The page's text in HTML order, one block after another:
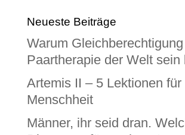
Neueste Beiträge
Warum
Paartherapie der Welt sein
Artemis II – 5 Lektionen für
Menschheit
Männer, ihr seid dran.